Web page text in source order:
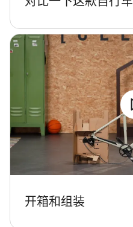
开箱和组装